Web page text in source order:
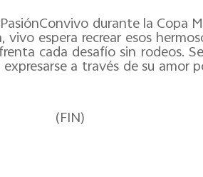
durante la Copa
espera recrear esos
cada desafío sin rodeos.
a través de su
(FIN)